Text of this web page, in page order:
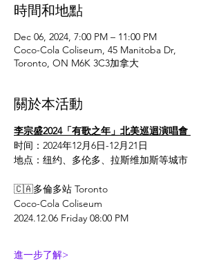
時間和地點
Dec 06, 2024, 7:00 PM – 11:00 PM
Coco-Cola Coliseum, 45 Manitoba Dr,
Toronto, ON M6K 3C3加拿大
關於本活動
李宗盛2024「有歌之年」北美巡迴演唱會
时间：2024年12月6日-12月21日
地点：纽约、多伦多、拉斯维加斯等城市
🇨🇦多倫多站 Toronto
Coco-Cola Coliseum
2024.12.06 Friday 08:00 PM
進一步了解>